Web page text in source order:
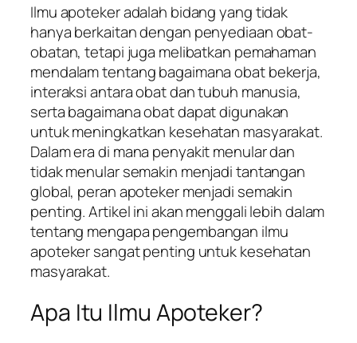
Ilmu apoteker adalah bidang yang tidak
hanya berkaitan dengan penyediaan obat-
obatan, tetapi juga melibatkan pemahaman
mendalam tentang bagaimana obat bekerja,
interaksi antara obat dan tubuh manusia,
serta bagaimana obat dapat digunakan
untuk meningkatkan kesehatan masyarakat.
Dalam era di mana penyakit menular dan
tidak menular semakin menjadi tantangan
global, peran apoteker menjadi semakin
penting. Artikel ini akan menggali lebih dalam
tentang mengapa pengembangan ilmu
apoteker sangat penting untuk kesehatan
masyarakat.
Apa Itu Ilmu Apoteker?